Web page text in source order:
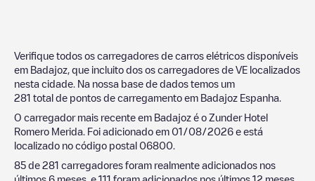
Verifique todos os carregadores de carros elétricos disponíveis
em Badajoz , que incluito dos os carregadores de VE localizados
nesta cidade. Na nossa base de dados temos um
281 total de pontos de carregamento em Badajoz Espanha
O carregador mais recente em Badajoz é o Zunder Hotel
Romero Merida . Foi adicionado em 01/08/2026 e está
localizado no código postal 06800
85 de 281 carregadores foram realmente adicionados nos
últimos 6 meses, e 111 foram adicionados nos últimos 12 meses.